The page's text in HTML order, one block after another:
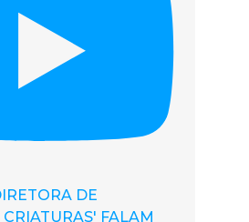
DE
FALAM